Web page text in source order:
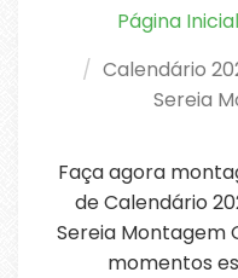
Página Inicial
Calendário
Sereia
Faça agora
de Calendário
Sereia Montagem
momentos